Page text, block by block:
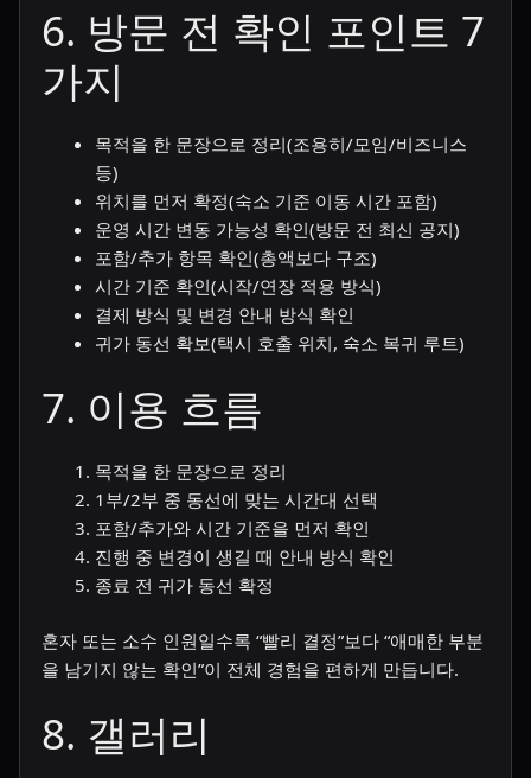
6. 방문 전 확인 포인트 7
가지
목적을 한 문장으로 정리(조용히/모임/비즈니스
등)
위치를 먼저 확정(숙소 기준 이동 시간 포함)
운영 시간 변동 가능성 확인(방문 전 최신 공지)
포함/추가 항목 확인(총액보다 구조)
시간 기준 확인(시작/연장 적용 방식)
결제 방식 및 변경 안내 방식 확인
귀가 동선 확보(택시 호출 위치, 숙소 복귀 루트)
7. 이용 흐름
목적을 한 문장으로 정리
1부/2부 중 동선에 맞는 시간대 선택
포함/추가와 시간 기준을 먼저 확인
진행 중 변경이 생길 때 안내 방식 확인
종료 전 귀가 동선 확정
혼자 또는 소수 인원일수록 “빨리 결정”보다 “애매한 부분
을 남기지 않는 확인”이 전체 경험을 편하게 만듭니다.
8. 갤러리